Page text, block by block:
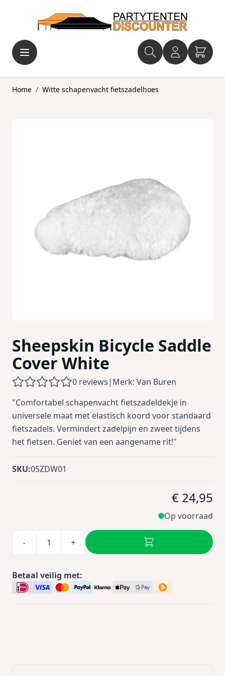
Home / Witte schapenvacht fietszadelhoes
Sheepskin Bicycle Saddle
Cover White
0 reviews| Merk: Van Buren
"Comfortabel schapenvacht fietszadeldekje in
universele maat met elastisch koord voor standaard
fietszadels. Vermindert zadelpijn en zweet tijdens
het fietsen. Geniet van een aangename rit!"
SKU:05ZDW01
€ 24,95
Op voorraad
- +
Betaal veilig met: